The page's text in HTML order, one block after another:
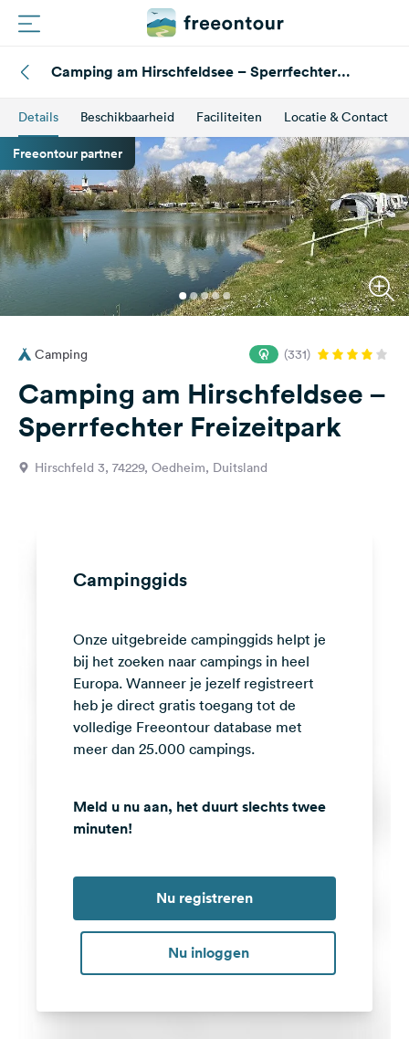
Routes
Campings
Magazine
Partners
Registreren
Inloggen
Vragen &
Feedback
Taal:
Facebook
Instagram
Camping am Hirschfeldsee – Sperrfechter
Details Beschikbaarheid Faciliteiten Locatie & Contact
Freeontour partner
Camping (331)
Camping am Hirschfeldsee –
Sperrfechter Freizeitpark
Hirschfeld 3, 74229, Oedheim, Duitsland
Campinggids
Onze uitgebreide campinggids helpt je
bij het zoeken naar campings in heel
Europa. Wanneer je jezelf registreert
heb je direct gratis toegang tot de
volledige Freeontour database met
meer dan 25.000 campings.
Meld u nu aan, het duurt slechts twee
minuten!
Nu registreren
Nu inloggen